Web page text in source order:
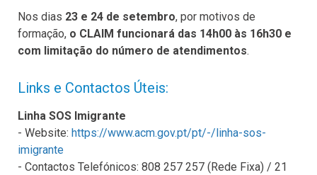
Nos dias 23 e 24 de setembro, por motivos de
formação, o CLAIM funcionará das 14h00 às 16h30 e
com limitação do número de atendimentos.
Links e Contactos Úteis:
Linha SOS Imigrante
- Website: https://www.acm.gov.pt/pt/-/linha-sos-
imigrante
- Contactos Telefónicos: 808 257 257 (Rede Fixa) / 21